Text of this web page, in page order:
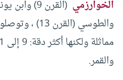
الخوارزمي
والطوسي (القرن
والقمر.